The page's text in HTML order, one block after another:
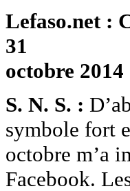
Lefaso.net :
31
octobre
S. N. S. :
symbole fort
octobre m’a
Facebook.